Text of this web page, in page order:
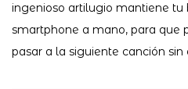
ingenioso artilugio mantiene
smartphone a mano, para que
pasar a la siguiente canción sin